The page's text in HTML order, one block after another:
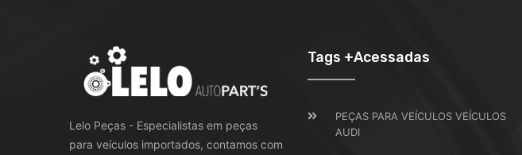
Lelo Peças - Especialistas em peças
para veículos importados, contamos com
Tags +Acessadas
PEÇAS PARA VEÍCULOS VEÍCULOS
AUDI